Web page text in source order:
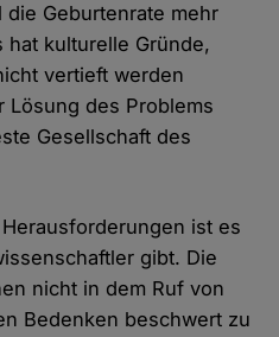
Geburtenrate mehr
kulturelle Gründe,
vertieft werden
Lösung des Problems
Gesellschaft des
ist es
gibt. Die
nicht in dem Ruf von
Bedenken beschwert zu